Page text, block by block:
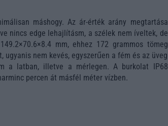
máshogy. Az ár-érték arány megtartása
nincs edge lehajlításm, a szélek nem íveltek, de
mm, ehhez 172 grammos tömeg
nem kevés, egyszerűen a fém és az üveg
a latban, illetve a mérlegen. A burkolat IP68
percen át másfél méter vízben.